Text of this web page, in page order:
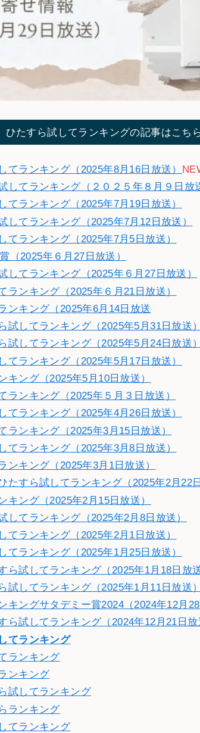
たすら試してランキングの記事はこち
てランキング（2025年8月16日放送）
してランキング（２０２５年８月９日放
てランキング（2025年7月19日放送）
してランキング（2025年7月12日放送）
てランキング（2025年7月5日放送）
（2025年６月27日放送）
してランキング（2025年６月27日放送）
ランキング（2025年６月21日放送）
ンキング（2025年6月14日放送
試してランキング（2025年5月31日放送）
試してランキング（2025年5月24日放送）
てランキング（2025年5月17日放送）
キング（2025年5月10日放送）
ランキング（2025年５月３日放送）
てランキング（2025年4月26日放送）
ランキング（2025年3月15日放送）
てランキング（2025年3月8日放送）
ンキング（2025年3月1日放送）
たすら試してランキング（2025年2月22
キング（2025年2月15日放送）
してランキング（2025年2月8日放送）
てランキング（2025年2月1日放送）
てランキング（2025年1月25日放送）
ら試してランキング（2025年1月18日放送
試してランキング（2025年1月11日放送）
キングサタデミー賞2024（2024年12月28
ら試してランキング（2024年12月21日放
てランキング
ランキング
ンキング
試してランキング
ランキング
てランキング